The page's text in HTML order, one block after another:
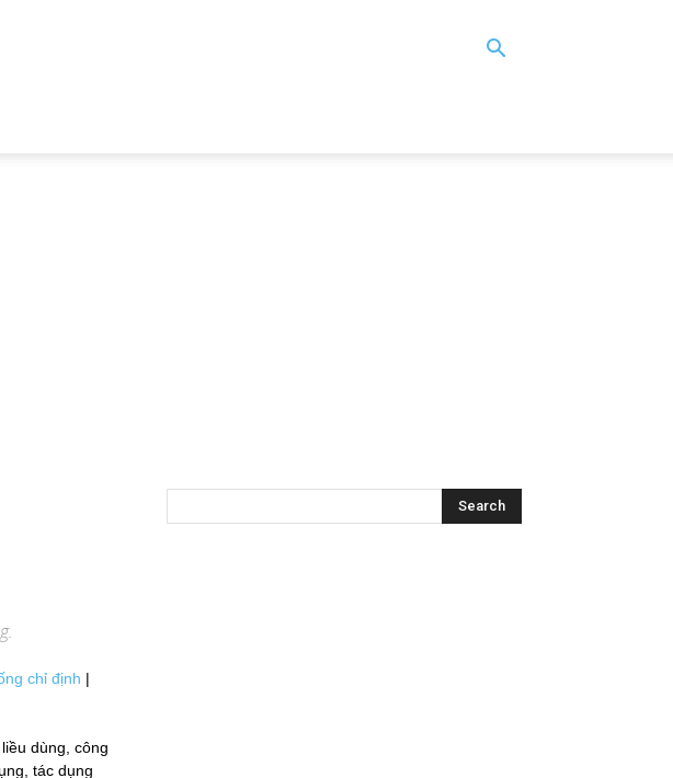
chỉ định |
dùng, công
tác dụng